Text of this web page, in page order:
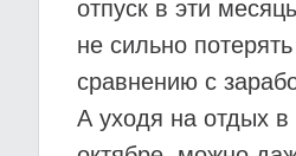
отпуск в эти
не сильно
сравнению с
А уходя на отдых